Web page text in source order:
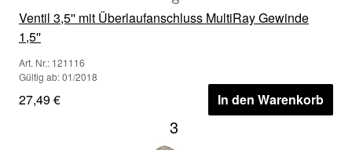
Ventil 3,5'' mit Überlaufanschluss MultiRay Gewinde
1,5''
Art. Nr.: 121116
Gültig ab: 01/2018
27,49 € In den Warenkorb
3